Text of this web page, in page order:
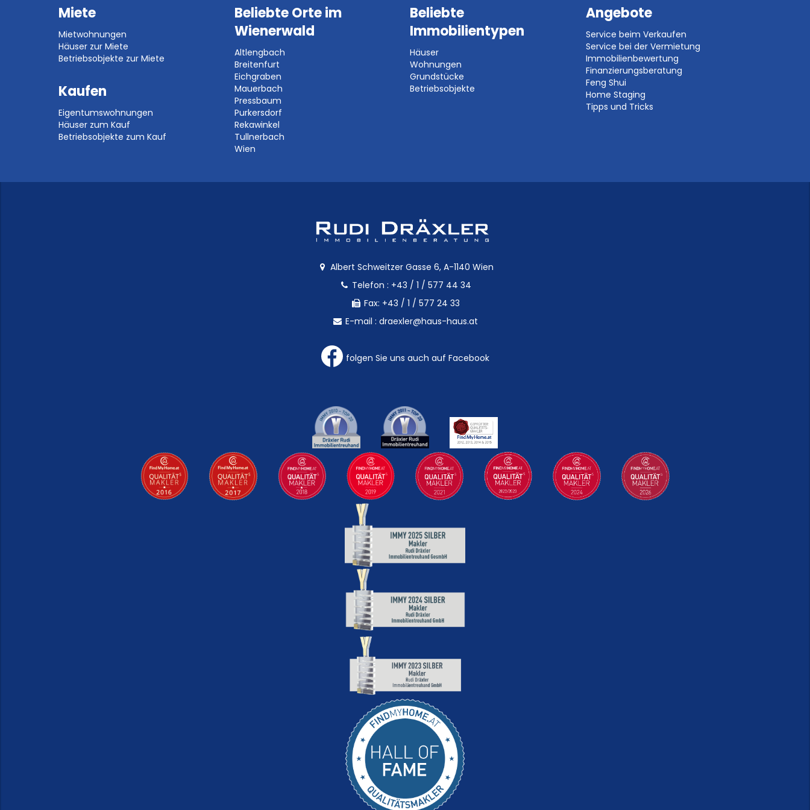
Miete
Mietwohnungen
Häuser zur Miete
Betriebsobjekte zur Miete
Kaufen
Eigentumswohnungen
Häuser zum Kauf
Betriebsobjekte zum Kauf
Beliebte Orte im
Wienerwald
Altlengbach
Breitenfurt
Eichgraben
Mauerbach
Pressbaum
Purkersdorf
Rekawinkel
Tullnerbach
Wien
Beliebte
Immobilientypen
Häuser
Wohnungen
Grundstücke
Betriebsobjekte
Angebote
Service beim Verkaufen
Service bei der Vermietung
Immobilienbewertung
Finanzierungsberatung
Feng Shui
Home Staging
Tipps und Tricks
Albert Schweitzer Gasse 6, A-1140 Wien
Telefon : +43 / 1 / 577 44 34
Fax: +43 / 1 / 577 24 33
E-mail : draexler@haus-haus.at
folgen Sie uns auch auf Facebook